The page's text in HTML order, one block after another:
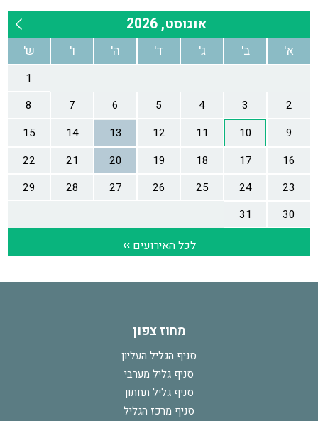
מחוז צפון
סניף הגליל העליון
סניף גליל מערבי
סניף גליל תחתון
סניף מרכז הגליל